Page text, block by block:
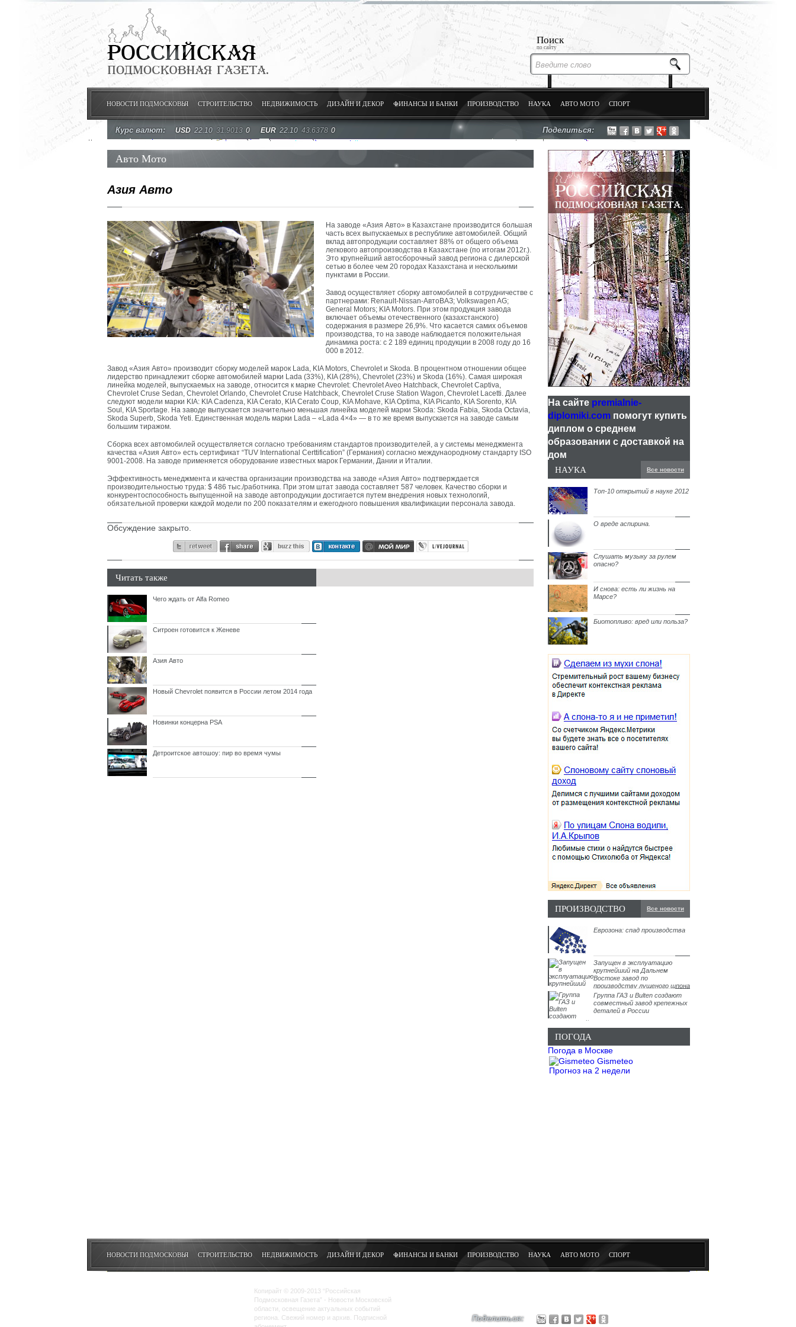
Поиск
по сайту
НОВОСТИ ПОДМОСКОВЬЯ СТРОИТЕЛЬСТВО НЕДВИЖИМОСТЬ ДИЗАЙН И ДЕКОР ФИНАНСЫ И БАНКИ ПРОИЗВОДСТВО НАУКА АВТО МОТО СПОРТ
Курс валют: USD 22.10 31.9013 0 EUR 22.10 43.6378 0 Поделиться:
Авто Мото
Азия Авто
На заводе «Азия Авто» в Казахстане производится большая
часть всех выпускаемых в республике автомобилей. Общий
вклад автопродукции составляет 88% от общего объема
легкового автопроизводства в Казахстане (по итогам 2012г.).
Это крупнейший автосборочный завод региона с дилерской
сетью в более чем 20 городах Казахстана и несколькими
пунктами в России.
Завод осуществляет сборку автомобилей в сотрудничестве с
партнерами: Renault-Nissan-АвтоВАЗ; Volkswagen AG;
General Motors; KIA Motors. При этом продукция завода
включает объемы отечественного (казахстанского)
содержания в размере 26,9%. Что касается самих объемов
производства, то на заводе наблюдается положительная
динамика роста: с 2 189 единиц продукции в 2008 году до 16
000 в 2012.
Завод «Азия Авто» производит сборку моделей марок Lada, KIA Motors, Chevrolet и Skoda. В процентном отношении общее
лидерство принадлежит сборке автомобилей марки Lada (33%), KIA (28%), Chevrolet (23%) и Skoda (16%). Самая широкая
линейка моделей, выпускаемых на заводе, относится к марке Chevrolet: Chevrolet Aveo Hatchback, Chevrolet Captiva,
Chevrolet Cruse Sedan, Chevrolet Orlando, Chevrolet Cruse Hatchback, Chevrolet Cruse Station Wagon, Chevrolet Lacetti. Далее
следуют модели марки KIA: KIA Cadenza, KIA Cerato, KIA Cerato Coup, KIA Mohave, KIA Optima, KIA Picanto, KIA Sorento, KIA
Soul, KIA Sportage. На заводе выпускается значительно меньшая линейка моделей марки Skoda: Skoda Fabia, Skoda Octavia,
Skoda Superb, Skoda Yeti. Единственная модель марки Lada – «Lada 4×4» — в то же время выпускается на заводе самым
большим тиражом.
Сборка всех автомобилей осуществляется согласно требованиям стандартов производителей, а у системы менеджмента
качества «Азия Авто» есть сертификат “TUV International Certtification” (Германия) согласно междунаородному стандарту ISO
9001-2008. На заводе применяется оборудование известных марок Германии, Дании и Италии.
Эффективность менеджмента и качества организации производства на заводе «Азия Авто» подтверждается
производительностью труда: $ 486 тыс./работника. При этом штат завода составляет 587 человек. Качество сборки и
конкурентоспособность выпущенной на заводе автопродукции достигается путем внедрения новых технологий,
обязательной проверки каждой модели по 200 показателям и ежегодного повышения квалификации персонала завода.
Обсуждение закрыто.
Читать также
Чего ждать от Alfa Romeо
Ситроен готовится к Женеве
Азия Авто
Новый Chevrolet появится в России летом 2014 года
Новинки концерна PSA
Детроитское автошоу: пир во время чумы
На сайте premialnie-
diplomiki.com помогут купить
диплом о среднем
образовании с доставкой на
дом
НАУКА Все новости
Топ-10 открытий в науке 2012
О вреде аспирина.
Слушать музыку за рулем
опасно?
И снова: есть ли жизнь на
Марсе?
Биотопливо: вред или польза?
ПРОИЗВОДСТВО Все новости
Еврозона: спад производства
Запущен в эксплуатацию
крупнейший на Дальнем
Востоке завод по
производству лущеного шпона
Группа ГАЗ и Bulten создают
совместный завод крепежных
деталей в России
ПОГОДА
Погода в Москве
Gismeteo
Прогноз на 2 недели
НОВОСТИ ПОДМОСКОВЬЯ СТРОИТЕЛЬСТВО НЕДВИЖИМОСТЬ ДИЗАЙН И ДЕКОР ФИНАНСЫ И БАНКИ ПРОИЗВОДСТВО НАУКА АВТО МОТО СПОРТ
Копирайт © 2009-2013 “Российская
Подмосковная Газета” - Новости Московской
области, освещение актуальных событий
региона. Свежий номер и архив. Подписной
Поделиться: